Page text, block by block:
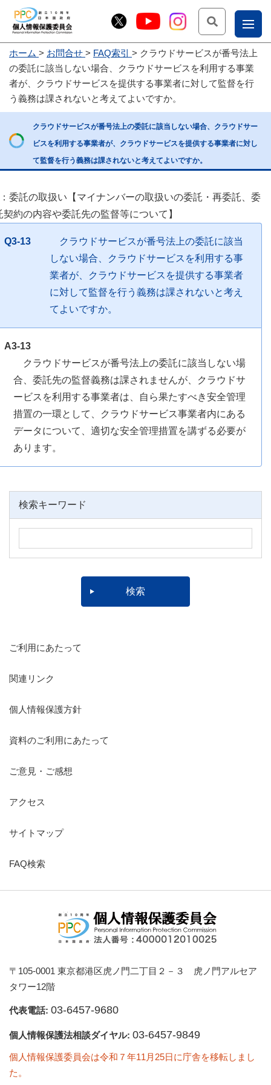
お
問
せ
こー
じょ
ホーム お問合せ FAQ索引
クラウドサービスが番号法上
の委託に該当しない場合、クラウドサービスを利用する事業
者が、クラウドサービスを提供する事業者に対して監督を行
う義務は課されないと考えてよいですか。
クラウドサービスが番号法上の委託に該当しない場合、クラウドサー
ビスを利用する事業者が、クラウドサービスを提供する事業者に対し
て監督を行う義務は課されないと考えてよいですか。
委託の取扱い【マイナンバーの取扱いの委託・再委託、委
契約の内容や委託先の監督等について】
Q3-13
クラウドサービスが番号法上の委託に該当
しない場合、クラウドサービスを利用する事
業者が、クラウドサービスを提供する事業者
に対して監督を行う義務は課されないと考え
てよいですか。
A3-13
クラウドサービスが番号法上の委託に該当しない場
合、委託先の監督義務は課されませんが、クラウドサ
ービスを利用する事業者は、自ら果たすべき安全管理
措置の一環として、クラウドサービス事業者内にある
データについて、適切な安全管理措置を講ずる必要が
あります。
検索キーワード
ご利用にあたって
関連リンク
個人情報保護方針
資料のご利用にあたって
ご意見・ご感想
アクセス
サイトマップ
FAQ検索
〒105-0001 東京都港区虎ノ門二丁目２－３ 虎ノ門アルセア
タワー12階
代表電話: 03-6457-9680
個人情報保護法相談ダイヤル: 03-6457-9849
個人情報保護委員会は令和７年11月25日に庁舎を移転しまし
た。